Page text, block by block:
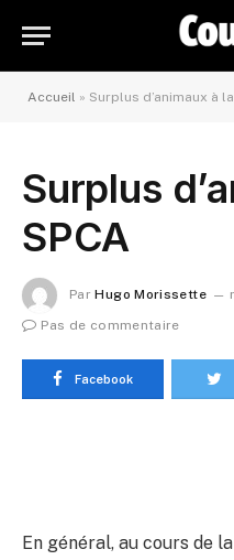
Accueil » Surplus d’animaux à la
Surplus
SPCA
Par Hugo Morissette
Pas de commentaire
Facebook
En général, au cours de